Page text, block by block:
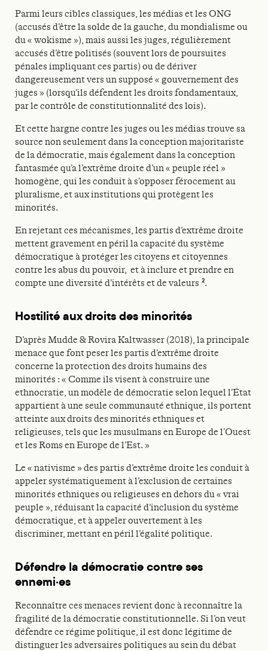
Parmi leurs cibles classiques, les médias et les ONG
(accusés d’être la solde de la gauche, du mondialisme ou
du « wokisme »), mais aussi les juges, régulièrement
accusés d’être politisés (souvent lors de poursuites
pénales impliquant ces partis) ou de dériver
dangereusement vers un supposé « gouvernement des
juges » (lorsqu’ils défendent les droits fondamentaux,
par le contrôle de constitutionnalité des lois).
Et cette hargne contre les juges ou les médias trouve sa
source non seulement dans la conception majoritariste
de la démocratie, mais également dans la conception
fantasmée qu’a l’extrême droite d’un « peuple réel »
homogène, qui les conduit à s’opposer férocement au
pluralisme, et aux institutions qui protègent les
minorités.
En rejetant ces mécanismes, les partis d’extrême droite
mettent gravement en péril la capacité du système
démocratique à protéger les citoyens et citoyennes
contre les abus du pouvoir, et à inclure et prendre en
compte une diversité d’intérêts et de valeurs 2.
Hostilité aux droits des minorités
D’après Mudde & Rovira Kaltwasser (2018), la principale
menace que font peser les partis d’extrême droite
concerne la protection des droits humains des
minorités : « Comme ils visent à construire une
ethnocratie, un modèle de démocratie selon lequel l’État
appartient à une seule communauté ethnique, ils portent
atteinte aux droits des minorités ethniques et
religieuses, tels que les musulmans en Europe de l’Ouest
et les Roms en Europe de l’Est. »
Le « nativisme » des partis d’extrême droite les conduit à
appeler systématiquement à l’exclusion de certaines
minorités ethniques ou religieuses en dehors du « vrai
peuple », réduisant la capacité d’inclusion du système
démocratique, et à appeler ouvertement à les
discriminer, mettant en péril l’égalité politique.
Défendre la démocratie contre ses
ennemi·es
Reconnaître ces menaces revient donc à reconnaître la
fragilité de la démocratie constitutionnelle. Si l’on veut
défendre ce régime politique, il est donc légitime de
distinguer les adversaires politiques au sein du débat